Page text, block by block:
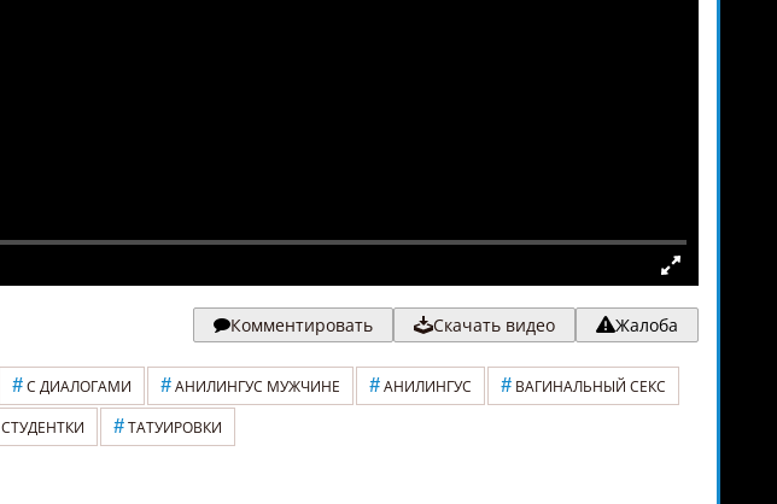
Комментировать Скачать видео Жалоба
# С ДИАЛОГАМИ # АНИЛИНГУС МУЖЧИНЕ # АНИЛИНГУС # ВАГИНАЛЬНЫЙ СЕКС
СТУДЕНТКИ # ТАТУИРОВКИ